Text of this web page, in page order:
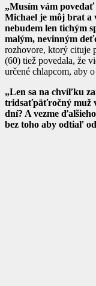
„Musím vám
Michael je môj brat a
nebudem len tichým
malým, nevinným
rozhovore, ktorý cituje
(60) tiež povedala, že
určené chlapcom, aby
„Len sa na chvíľku
tridsaťpäťročný muž
dní? A vezme
bez toho aby odtiaľ